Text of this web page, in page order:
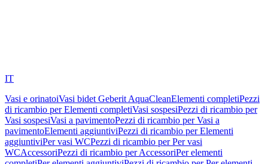
IT
Vasi e orinatoiVasi bidet Geberit AquaCleanElementi completiPezzi
di ricambio per Elementi completiVasi sospesiPezzi di ricambio per
Vasi sospesiVasi a pavimentoPezzi di ricambio per Vasi a
pavimentoElementi aggiuntiviPezzi di ricambio per Elementi
aggiuntiviPer vasi WCPezzi di ricambio per Per vasi
WCAccessoriPezzi di ricambio per AccessoriPer elementi